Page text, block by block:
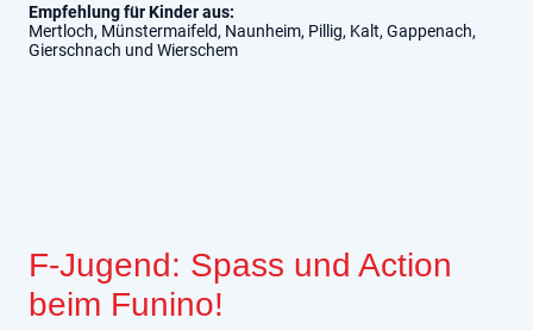
Empfehlung für Kinder aus:
Mertloch, Münstermaifeld, Naunheim, Pillig, Kalt, Gappenach,
Gierschnach und Wierschem
F-Jugend: Spass und Action
beim Funino!